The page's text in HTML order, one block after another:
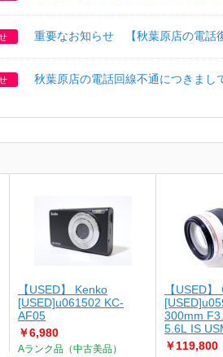
重要なお知らせ 【秋葉原店の電話
秋葉原店の電話回線不通につきまし
【USED】 Kenko
[USED]u061502 KC-
AF05
￥6,980
Aランク品（中古美品）
【USED】
300mm
5.6L IS
￥119,800